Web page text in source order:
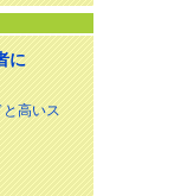
に
高いス